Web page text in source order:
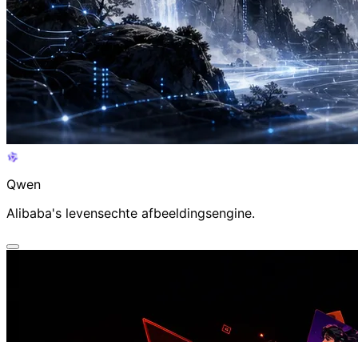
Qwen AI Video Generator
Alibaba's levensechte afbeeldingsengine.
Qwen
Alibaba's levensechte afbeeldingsengine.